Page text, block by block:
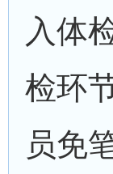
入体
检环
员免